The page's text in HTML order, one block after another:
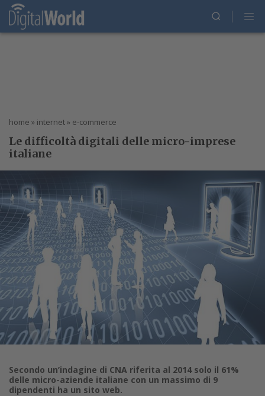
home » internet» e-commerce
Le difficoltà digitali delle micro-imprese
italiane
Secondo un’indagine di CNA riferita al 2014 solo il 61%
delle micro-aziende italiane con un massimo di 9
dipendenti ha un sito web.